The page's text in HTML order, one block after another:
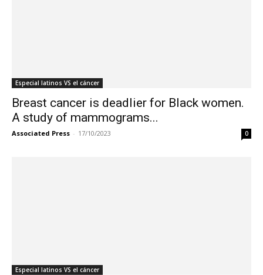
Especial latinos VS el cáncer
Breast cancer is deadlier for Black women.
A study of mammograms...
Associated Press - 17/10/2023 0
Especial latinos VS el cáncer